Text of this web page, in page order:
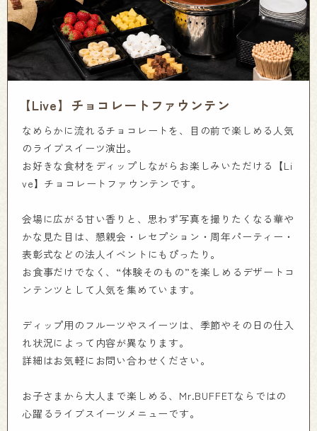
【Live】チョコレートファウンテン
なめらかに流れるチョコレートを、目の前で楽しめる人気
のライブスイーツ演出。
お好きな食材をディップしながらお楽しみいただける【Li
ve】チョコレートファウンテンです。
会場に広がる甘い香りと、思わず写真を撮りたくなる華や
かな見た目は、懇親会・レセプション・周年パーティー・
表彰式などの法人イベントにもぴったり。
お食事だけでなく、“体験そのもの”を楽しめるデザートコ
ンテンツとして人気を集めています。
ディップ用のフルーツやスイーツは、季節やその日の仕入
れ状況によって内容が異なります。
詳細はお気軽にお問い合わせください。
お子さまから大人まで楽しめる、Mr.BUFFETならではの
心躍るライブスイーツメニューです。